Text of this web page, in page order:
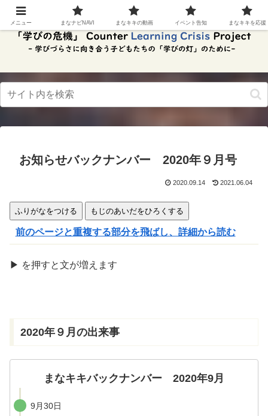
スク
リー
ンリ
ド。
この
ボタ
ンを
と、
ダー
の読
み上
にで
お知らせバックナンバー 2020年９月号
2020.09.14 2021.06.04
ふりがなをつける もじのあいだをひろくする
前のページと重複する部分を飛ばし、詳細から読む
▶ を押すと文が増 えます
2020年９ 月 の出来事
まなキキバックナンバー 2020年9月
9月30日
メニュー まなナビNAVI まなキキの動画 イベント告知 まなキキを応援